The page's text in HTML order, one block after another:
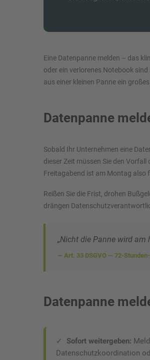
Eine Datenpanne melden – das
oder ein verlorenes Notebook
aus einer kleinen Panne ein großes
Datenpanne
Sobald Ihr Unternehmen eine
dieser Zeit müssen Sie den
Freitagabend ist am Montag also
Reißen Sie die Frist, drohen
drängen
„Nicht die Panne wird am
— Art. 33 DSGVO — 72-
Datenpanne
✓ Sofort weitergeben:
Datenschutzkoordination